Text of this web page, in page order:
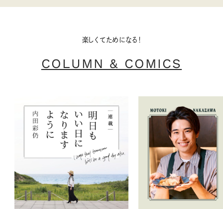
楽しくてためになる！
COLUMN & COMICS